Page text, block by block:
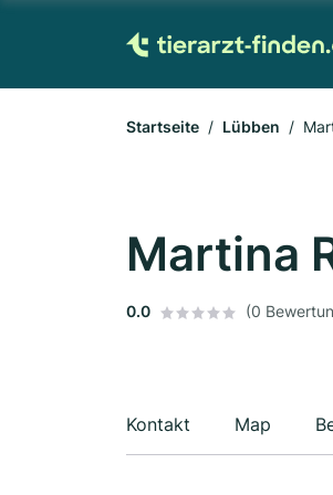
Startseite Lübben
Martina
0.0 (0
Kontakt Map